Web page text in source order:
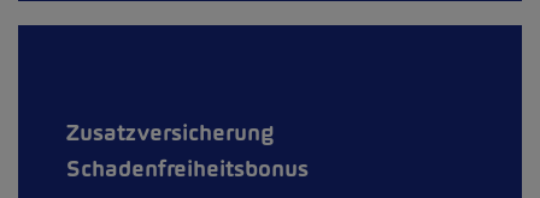
Zusatzversicherung
Schadenfreiheitsbonus